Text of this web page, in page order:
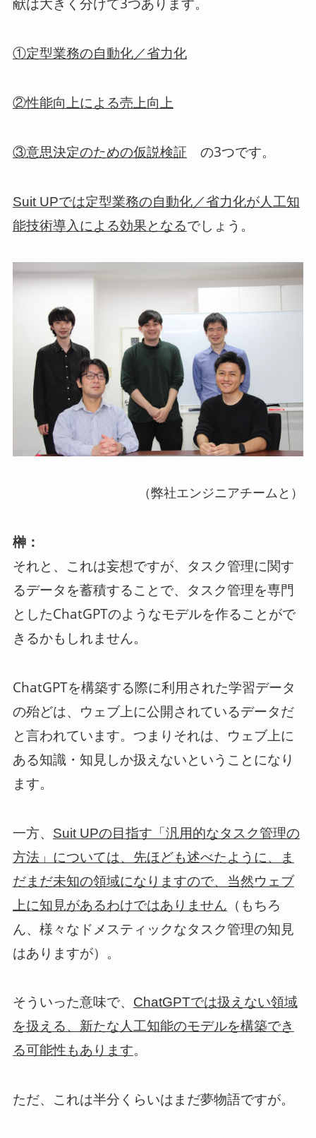
①定型業務の自動化／省力化
②性能向上による売上向上
③意思決定のための仮説検証 の3つです。
Suit UPでは定型業務の自動化／省力化が人工知
能技術導入による効果となるでしょう。
（弊社エンジニアチームと）
榊：
それと、これは妄想ですが、タスク管理に関す
るデータを蓄積することで、タスク管理を専門
としたChatGPTのようなモデルを作ることがで
きるかもしれません。
ChatGPTを構築する際に利用された学習データ
の殆どは、ウェブ上に公開されているデータだ
と言われています。つまりそれは、ウェブ上に
ある知識・知見しか扱えないということになり
ます。
一方、
Suit UPの目指す「汎用的なタスク管理の
方法」については、先ほども述べたように、ま
だまだ未知の領域になりますので、当然ウェブ
上に知見があるわけではありません
（もちろ
ん、様々なドメスティックなタスク管理の知見
はありますが）。
そういった意味で、
ChatGPTでは扱えない領域
を扱える、新たな人工知能のモデルを構築でき
る可能性もあります。
ただ、これは半分くらいはまだ夢物語ですが。